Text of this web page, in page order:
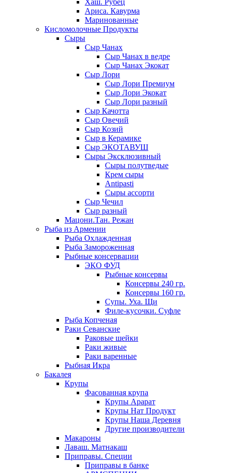
Хаш. Рубец
Ариса. Кавурма
Маринованные
Кисломолочные Продукты
Сыры
Сыр Чанах
Сыр Чанах в ведре
Сыр Чанах Экокат
Сыр Лори
Сыр Лори Премиум
Сыр Лори Экокат
Сыр Лори разный
Сыр Качотта
Сыр Овечий
Сыр Козий
Сыр в Керамике
Сыр ЭКОТАВУШ
Сыры Эксклюзивный
Сыры полутведые
Крем сыры
Antipasti
Сыры ассорти
Сыр Чечил
Сыр разный
Мацони.Тан. Режан
Рыба из Армении
Рыба Охлажденная
Рыба Замороженная
Рыбные консервации
ЭКО ФУД
Рыбные консервы
Консервы 240 гр.
Консервы 160 гр.
Супы. Уха. Щи
Филе-кусочки. Суфле
Рыба Копченая
Раки Севанские
Раковые шейки
Раки живые
Раки варенные
Рыбная Икра
Бакалея
Крупы
Фасованная крупа
Крупы Арарат
Крупы Нат Продукт
Крупы Наша Деревня
Другие производители
Макароны
Лаваш. Матнакаш
Приправы. Специи
Приправы в банке